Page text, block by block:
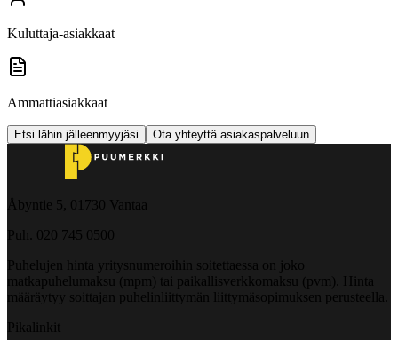
Kuluttaja-asiakkaat
Ammattiasiakkaat
Etsi lähin jälleenmyyjäsi Ota yhteyttä asiakaspalveluun
Åbyntie 5, 01730 Vantaa
Puh. 020 745 0500
Puhelujen hinta yritysnumeroihin soitettaessa on joko
matkapuhelumaksu (mpm) tai paikallisverkkomaksu (pvm). Hinta
määräytyy soittajan puhelinliittymän liittymäsopimuksen perusteella.
Pikalinkit